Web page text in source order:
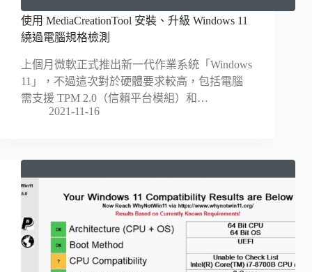
使用 MediaCreationTool 安裝、升級 Windows 11
繞過電腦規格檢測
上個月微軟正式推出新一代作業系統「Windows
11」，不過這次對於硬體要求較高，包括電腦
需支援 TPM 2.0（信賴平台模組）和…
2021-11-16